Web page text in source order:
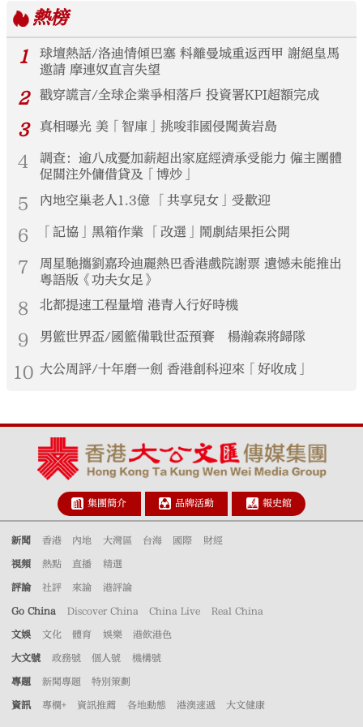
熱榜
1
球壇熱話/洛迪情傾巴塞 料離曼城重返西甲 謝絕皇馬
邀請 摩連奴直言失望
2 戳穿謊言/全球企業爭相落戶 投資署KPI超額完成
3 真相曝光 美「智庫」挑唆菲國侵闖黃岩島
4
調查：逾八成憂加薪超出家庭經濟承受能力 僱主團體
促關注外傭借貸及「博炒」
5 內地空巢老人1.3億 「共享兒女」受歡迎
6 「記協」黑箱作業 「改選」鬧劇結果拒公開
7
周星馳攜劉嘉玲迪麗熱巴香港戲院謝票 遺憾未能推出
粵語版《功夫女足》
8 北都提速工程量增 港青入行好時機
9 男籃世界盃/國籃備戰世盃預賽 楊瀚森將歸隊
10 大公周評/十年磨一劍 香港創科迎來「好收成」
集團簡介 品牌活動 報史館
新聞 香港 內地 大灣區 台海 國際 財經
視頻 熱點 直播 精選
評論 社評 來論 港評論
Go China Discover China China Live Real China
文娛 文化 體育 娛樂 港飲港色
大文號 政務號 個人號 機構號
專題 新聞專題 特別策劃
資訊 專欄+ 資訊推薦 各地動態 港澳速遞 大文健康